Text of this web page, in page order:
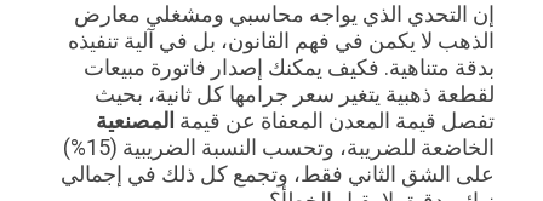
إن التحدي الذي يواجه محاسبي ومشغلي معارض
الذهب لا يكمن في فهم القانون، بل في آلية تنفيذه
بدقة متناهية. فكيف يمكنك إصدار فاتورة مبيعات
لقطعة ذهبية يتغير سعر جرامها كل ثانية، بحيث
تفصل قيمة المعدن المعفاة عن قيمة المصنعية
الخاضعة للضريبة، وتحسب النسبة الضريبية (15%)
على الشق الثاني فقط، وتجمع كل ذلك في إجمالي